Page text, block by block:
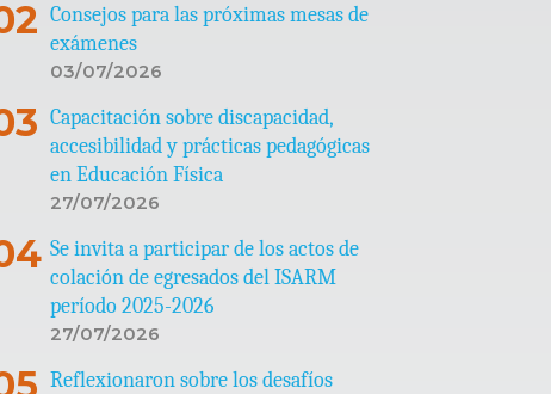
Consejos para las próximas mesas de
exámenes
03/07/2026
Capacitación sobre discapacidad,
accesibilidad y prácticas pedagógicas
en Educación Física
27/07/2026
Se invita a participar de los actos de
colación de egresados del ISARM
período 2025-2026
27/07/2026
Reflexionaron sobre los desafíos